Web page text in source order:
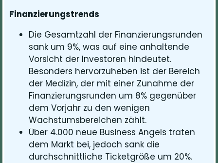
Finanzierungstrends
Die Gesamtzahl der Finanzierungsrunden
sank um 9%, was auf eine anhaltende
Vorsicht der Investoren hindeutet.
Besonders hervorzuheben ist der Bereich
der Medizin, der mit einer Zunahme der
Finanzierungsrunden um 8% gegenüber
dem Vorjahr zu den wenigen
Wachstumsbereichen zählt.
Über 4.000 neue Business Angels traten
dem Markt bei, jedoch sank die
durchschnittliche Ticketgröße um 20%.